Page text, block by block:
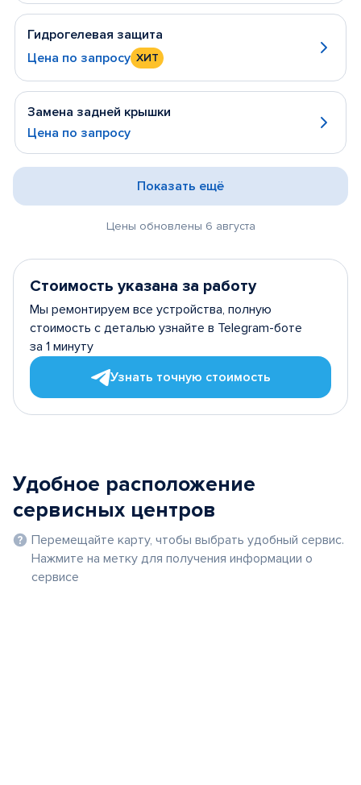
Гидрогелевая защита
Цена по запросу ХИТ
Замена задней крышки
Цена по запросу
Цены обновлены 6 августа
Показать ещё
Стоимость указана за работу
Мы ремонтируем все устройства, полную
стоимость с деталью узнайте в Telegram-боте
за 1 минуту
Узнать точную стоимость
Удобное расположение
сервисных центров
Перемещайте карту, чтобы выбрать удобный сервис.
Нажмите на метку для получения информации о
сервисе